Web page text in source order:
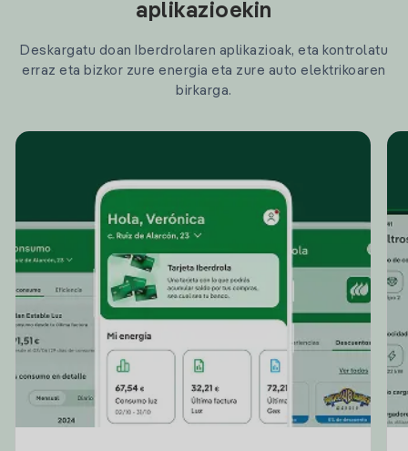
aplikazioekin
Deskargatu doan Iberdrolaren aplikazioak, eta kontrolatu
erraz eta bizkor zure energia eta zure auto elektrikoaren
birkarga.